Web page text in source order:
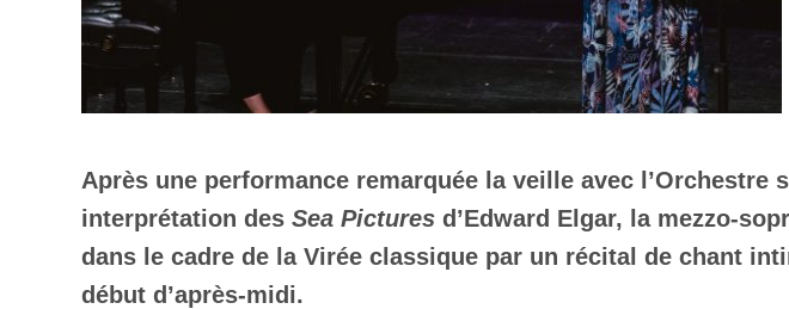
Après une performance remarquée la veille avec l’Orchestre
interprétation des Sea Pictures d’Edward Elgar, la mezzo-
dans le cadre de la Virée classique par un récital de chant
début d’après-midi.